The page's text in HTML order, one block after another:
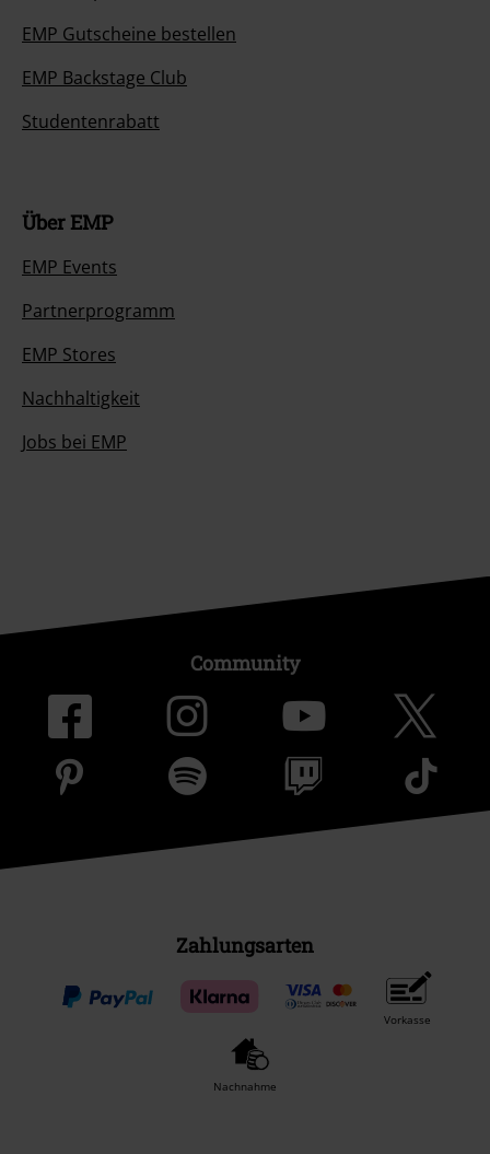
EMP Gutscheine bestellen
EMP Backstage Club
Studentenrabatt
Über EMP
EMP Events
Partnerprogramm
EMP Stores
Nachhaltigkeit
Jobs bei EMP
Community
Zahlungsarten
Vorkasse
Nachnahme